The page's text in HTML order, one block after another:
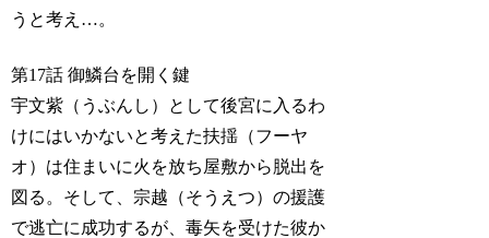
うと考え…。
第17話 御鱗台を開く鍵
宇文紫（うぶんし）として後宮に入るわ
けにはいかないと考えた扶揺（フーヤ
オ）は住まいに火を放ち屋敷から脱出を
図る。そして、宗越（そうえつ）の援護
で逃亡に成功するが、毒矢を受けた彼か